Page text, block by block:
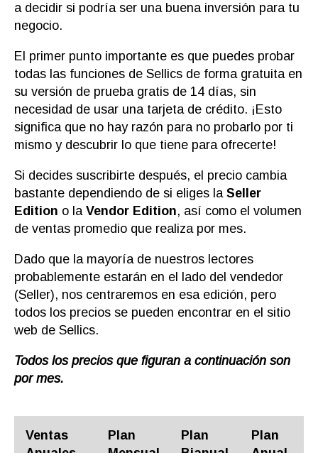
a decidir si podría ser una buena inversión para tu
negocio.
El primer punto importante es que puedes probar
todas las funciones de Sellics de forma gratuita en
su versión de prueba gratis de 14 días, sin
necesidad de usar una tarjeta de crédito. ¡Esto
significa que no hay razón para no probarlo por ti
mismo y descubrir lo que tiene para ofrecerte!
Si decides suscribirte después, el precio cambia
bastante dependiendo de si eliges la Seller
Edition o la Vendor Edition, así como el volumen
de ventas promedio que realiza por mes.
Dado que la mayoría de nuestros lectores
probablemente estarán en el lado del vendedor
(Seller), nos centraremos en esa edición, pero
todos los precios se pueden encontrar en el sitio
web de Sellics.
Todos los precios que figuran a continuación son
por mes.
Ventas
Plan
Plan
Plan